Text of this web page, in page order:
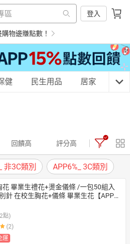
區
翻天
讀器
點
店推薦
登入
物邊賺點數！
翻天
讀器
腦
點
店推薦
運動休閒 親子玩具
健 民生用品 居家 3C
回饋高 評分高
非3C類別 APP6%_ 3C類別
花 畢業生禮花+燙金儀條 /一包50組入
針 在校生胸花+儀條 畢業生花【APP滿
點數(單一帳號最高1500點)】8/31止
2點)
(2)
運